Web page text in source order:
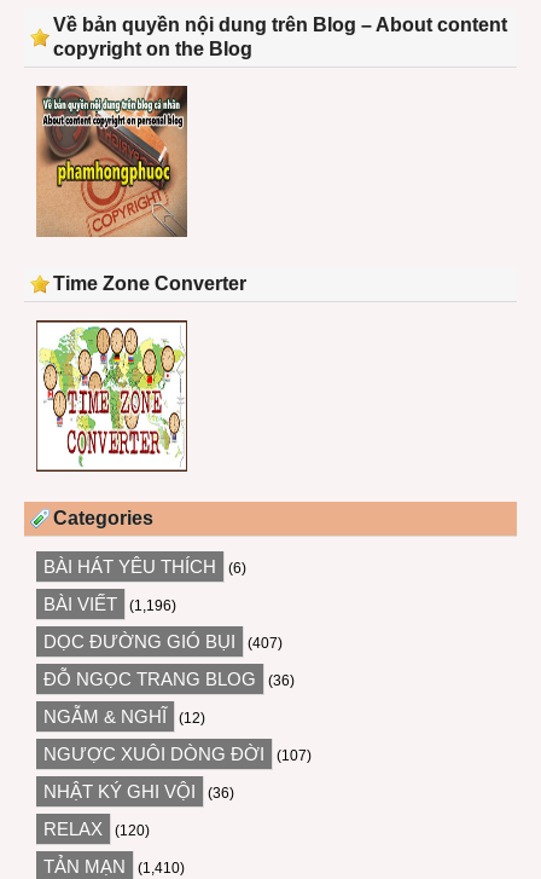
Về bản quyền nội dung trên Blog – About content
copyright on the Blog
Time Zone Converter
Categories
BÀI HÁT YÊU THÍCH (6)
BÀI VIẾT (1,196)
DỌC ĐƯỜNG GIÓ BỤI (407)
ĐỖ NGỌC TRANG BLOG (36)
NGẪM & NGHĨ (12)
NGƯỢC XUÔI DÒNG ĐỜI (107)
NHẬT KÝ GHI VỘI (36)
RELAX (120)
TẢN MẠN (1,410)